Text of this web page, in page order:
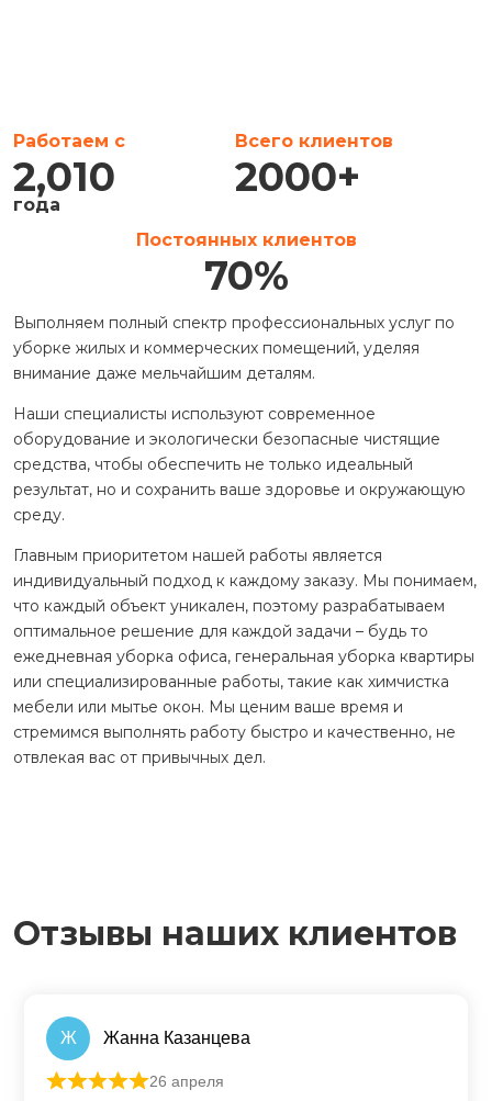
Работаем с
2,010
года
Всего клиентов
2000+
Постоянных клиентов
70%
Выполняем полный спектр профессиональных услуг по
уборке жилых и коммерческих помещений, уделяя
внимание даже мельчайшим деталям.
Наши специалисты используют современное
оборудование и экологически безопасные чистящие
средства, чтобы обеспечить не только идеальный
результат, но и сохранить ваше здоровье и окружающую
среду.
Главным приоритетом нашей работы является
индивидуальный подход к каждому заказу. Мы понимаем,
что каждый объект уникален, поэтому разрабатываем
оптимальное решение для каждой задачи – будь то
ежедневная уборка офиса, генеральная уборка квартиры
или специализированные работы, такие как химчистка
мебели или мытье окон. Мы ценим ваше время и
стремимся выполнять работу быстро и качественно, не
отвлекая вас от привычных дел.
Отзывы наших клиентов
Ж Жанна Казанцева
Оценка из 5
26 апреля